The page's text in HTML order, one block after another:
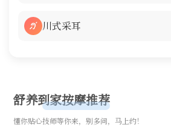
川式采耳
舒养到家按摩推荐
懂你贴心技师等你来，别多问，马上约！